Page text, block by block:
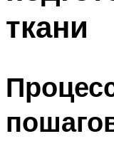
ткани